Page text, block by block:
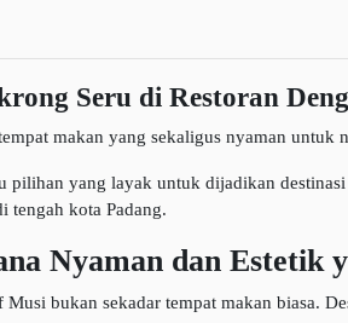
Seru di Restoran
makan yang sekaligus nyaman untuk
pilihan yang layak untuk dijadikan
tengah kota Padang.
Nyaman dan Estetik
Musi bukan sekadar tempat makan biasa.